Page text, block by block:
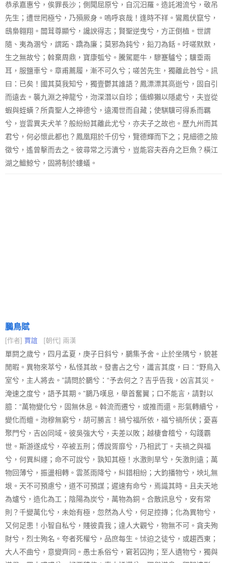
恭承嘉惠兮，俟罪長沙；側聞屈原兮，自沉汨羅。造託湘流兮，敬吊
先生；遭世罔極兮，乃殞厥身。嗚呼哀哉！逢時不祥。鸞鳳伏竄兮，
鴟梟翱翔。闒茸尊顯兮，讒諛得志；賢聖逆曳兮，方正倒植。世謂
隨、夷為溷兮，謂跖、蹻為廉；莫邪為鈍兮，鉛刀為銛。吁嗟默默，
生之無故兮；斡棄周鼎，寶康瓠兮。騰駕罷牛，驂蹇驢兮；驥垂兩
耳，服鹽車兮。章甫薦履，漸不可久兮；嗟苦先生，獨離此咎兮。訊
曰：已矣！國其莫我知兮，獨壹鬱其誰語？鳳漂漂其高逝兮，固自引
而遠去。襲九淵之神龍兮，沕深潛以自珍；偭蟂獺以隱處兮，夫豈從
蝦與蛭蟥？所貴聖人之神德兮，遠濁世而自藏；使騏驥可得系而羈
兮，豈雲異夫犬羊？般紛紛其離此尤兮，亦夫子之故也。歷九州而其
君兮，何必懷此都也？鳳凰翔於千仞兮，覽德輝而下之；見細德之險
徵兮，遙曾擊而去之。彼尋常之污瀆兮，豈能容夫吞舟之巨魚？橫江
湖之鱣鯨兮，固將制於螻蟻。
鵩鳥賦
[作者] 賈誼 [朝代] 兩漢
單閼之歲兮，四月孟夏，庚子日斜兮，鵩集予舍。止於坐隅兮，貌甚
閒暇。異物來萃兮，私怪其故。發書占之兮，讖言其度，曰：“野鳥入
室兮，主人將去。”請問於鵩兮：“予去何之？吉乎告我，凶言其災。
淹速之度兮，語予其期。”鵩乃嘆息，舉首奮翼；口不能言，請對以
臆：“萬物變化兮，固無休息。斡流而遷兮，或推而還。形氣轉續兮，
變化而蟺。沕穆無窮兮，胡可勝言！禍兮福所依，福兮禍所伏；憂喜
聚門兮，吉凶同域。彼吳強大兮，夫差以敗；越棲會稽兮，勾踐霸
世。斯游遂成兮，卒被五刑；傅說胥靡兮，乃相武丁。夫禍之與福
兮，何異糾纆；命不可說兮，孰知其極！水激則旱兮，矢激則遠；萬
物回薄兮，振盪相轉。雲蒸雨降兮，糾錯相紛；大鈞播物兮，坱圠無
垠。天不可預慮兮，道不可預謀；遲速有命兮，焉識其時。且夫天地
為爐兮，造化為工；陰陽為炭兮，萬物為銅。合散訊息兮，安有常
則？千變萬化兮，未始有極，忽然為人兮，何足控摶；化為異物兮，
又何足患！小智自私兮，賤彼貴我；達人大觀兮，物無不可。貪夫殉
財兮，烈士殉名。夸者死權兮，品庶每生。怵迫之徒兮，或趨西東；
大人不曲兮，意變齊同。愚士系俗兮，窘若囚拘；至人遺物兮，獨與